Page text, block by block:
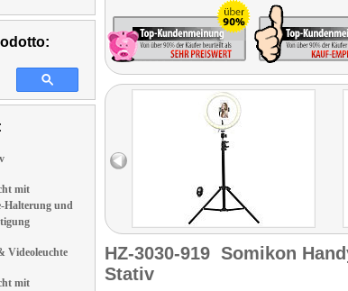
mit
Halterung und
Videoleuchte
mit
HZ-3030-919 Somikon
Stativ